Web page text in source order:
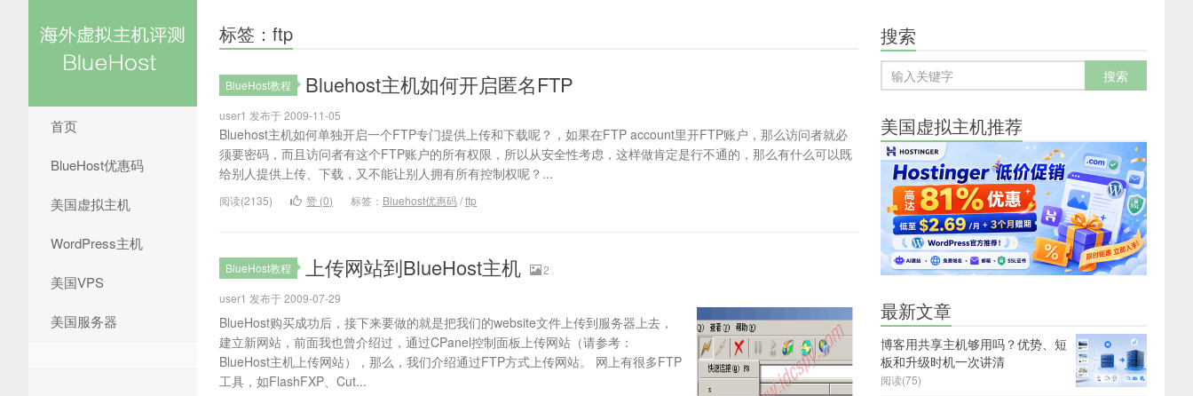
首页
BlueHost优惠码
美国虚拟主机
WordPress主机
美国VPS
美国服务器
标签：ftp
BlueHost教程 Bluehost主机如何开启匿名FTP
user1 发布于 2009-11-05
Bluehost主机如何单独开启一个FTP专门提供上传和下载呢？，如果在FTP account里开FTP账户，那么访问者就必
须要密码，而且访问者有这个FTP账户的所有权限，所以从安全性考虑，这样做肯定是行不通的，那么有什么可以既
给别人提供上传、下载，又不能让别人拥有所有控制权呢？...
阅读(2135) 赞 (0) 标签： Bluehost优惠码/ftp
BlueHost教程 上传网站到BlueHost主机
2
user1 发布于 2009-07-29
BlueHost购买成功后，接下来要做的就是把我们的website文件上传到服务器上去，
建立新网站，前面我也曾介绍过，通过CPanel控制面板上传网站（请参考：
BlueHost主机上传网站），那么，我们介绍通过FTP方式上传网站。 网上有很多FTP
工具，如FlashFXP、Cut...
搜索
美国虚拟主机推荐
最新文章
博客用共享主机够用吗？优势、短
板和升级时机一次讲清
阅读(75)